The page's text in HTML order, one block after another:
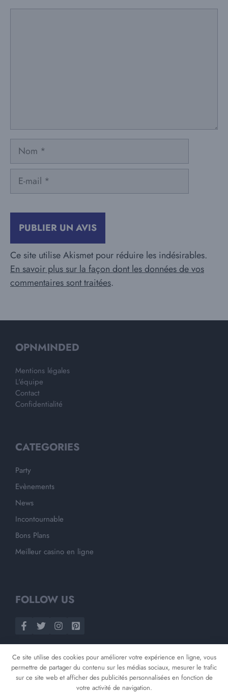
Nom
Ce site utilise Akismet pour réduire les indésirables.
En savoir plus sur la façon dont les données de vos
commentaires sont traitées.
OPNMINDED
Mentions légales
L'équipe
Contact
Confidentialité
CATEGORIES
Party
Evènements
News
Incontournable
Bons Plans
Meilleur casino en ligne
FOLLOW US
Ce site utilise des cookies pour améliorer votre expérience en ligne, vous
permettre de partager du contenu sur les médias sociaux, mesurer le trafic
sur ce site web et afficher des publicités personnalisées en fonction de
votre activité de navigation.